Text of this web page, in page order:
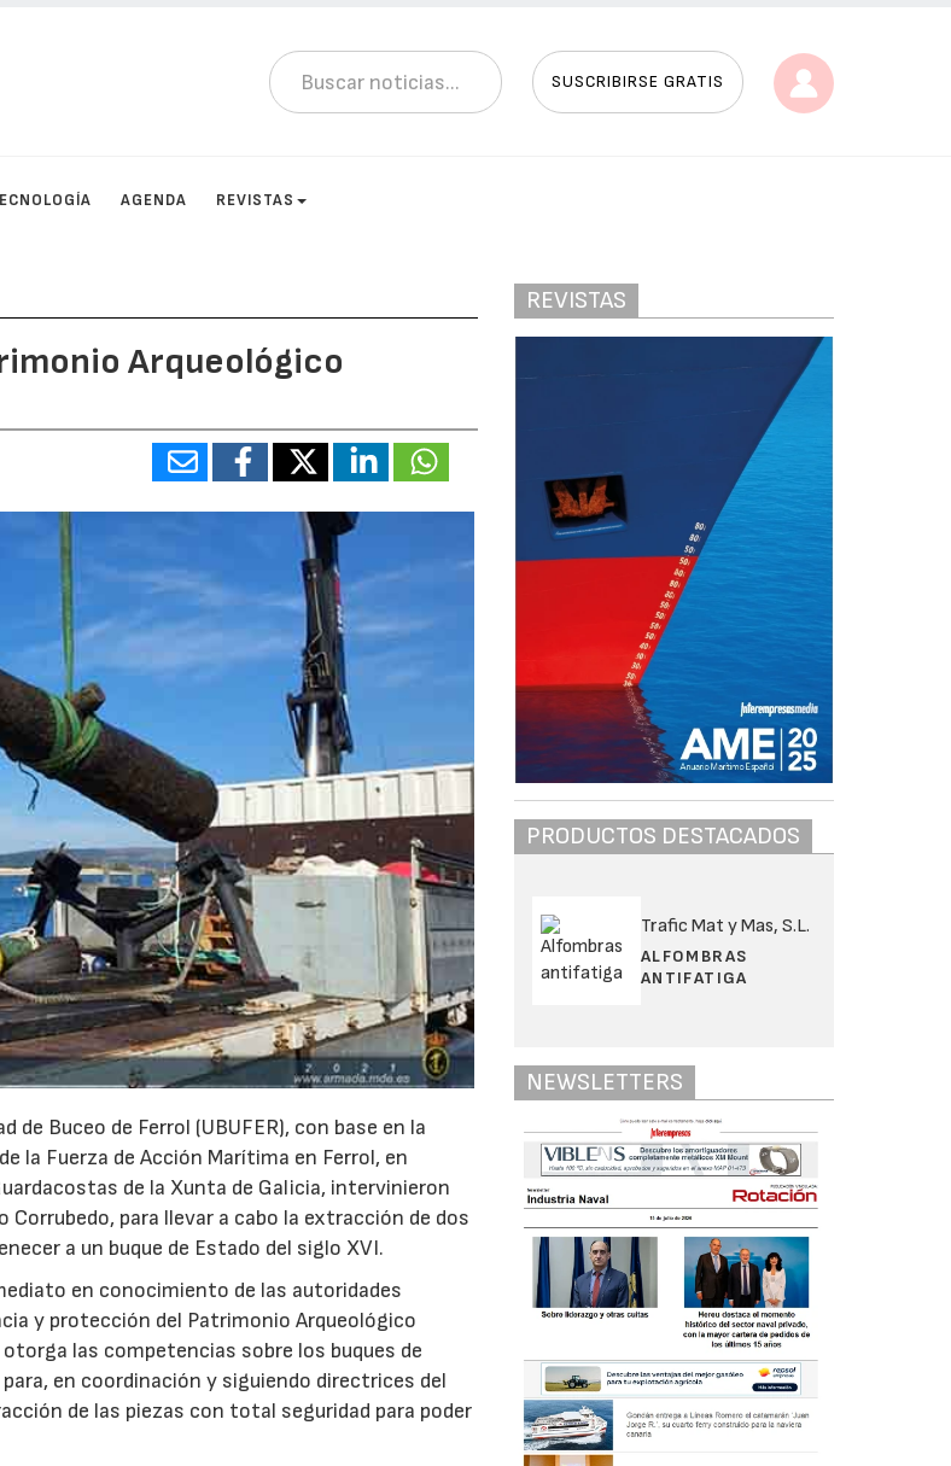
SUSCRIBIRSE GRATIS
AGENDA REVISTAS
Arqueológico
de Buceo de Ferrol (UBUFER), con base en la
la Fuerza de Acción Marítima en Ferrol, en
de la Xunta de Galicia, intervinieron
Corrubedo, para llevar a cabo la extracción de dos
a un buque de Estado del siglo XVI.
en conocimiento de las autoridades
y protección del Patrimonio Arqueológico
las competencias sobre los buques de
en coordinación y siguiendo directrices del
de las piezas con total seguridad para poder
REVISTAS
PRODUCTOS DESTACADOS
Trafic Mat y Mas, S.L.
ALFOMBRAS
ANTIFATIGA
NEWSLETTERS